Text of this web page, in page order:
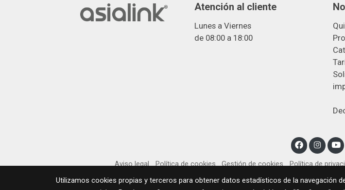
Atención al cliente
Lunes a Viernes
de 08:00 a 18:00
Aviso legal Política de cookies Gestión de cookies Política de
Utilizamos cookies propias y terceros para obtener datos estadísticos de la navegación